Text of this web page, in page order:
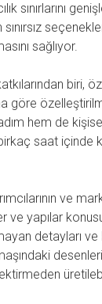
sınırlarını
sağlıyor.
biri,
göre
hem de
saat içinde
ve
yapılar
detayları ve